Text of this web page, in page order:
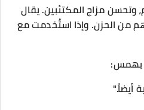
مزاج المكتئبين. يقال
من الحزن. وإذا استُخدمت مع
بهمس:
أيضاً."